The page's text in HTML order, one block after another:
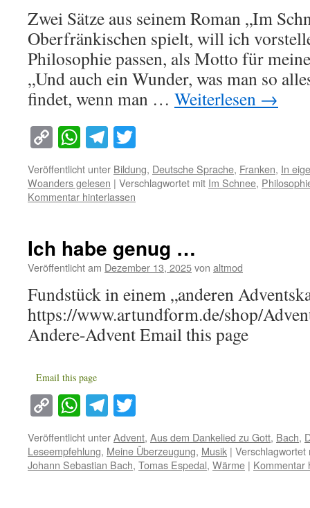
Zwei Sätze aus seinem Roman „Im
Oberfränkischen spielt, will ich
Philosophie passen, als Motto für
„Und auch ein Wunder, was man so
findet, wenn man … Weiterlesen →
Copy
Link
WhatsApp
Telegram
Veröffentlicht unter Bildung, Deutsche Sprache, Franken, In
Woanders gelesen | Verschlagwortet mit Im Schnee,
Kommentar hinterlassen
Ich habe genug …
Veröffentlicht am Dezember 13, 2025von altmod
Fundstück in einem „anderen
https://www.artundform.de/shop/
Andere-Advent Email this page
Email this page
Copy
Link
WhatsApp
Telegram
Veröffentlicht unterAdvent, Aus dem Dankelied zu Gott, Bach,
Leseempfehlung, Meine Überzeugung, Musik | Verschlagwortet
Johann Sebastian Bach, Tomas Espedal, Wärme | Kommentar